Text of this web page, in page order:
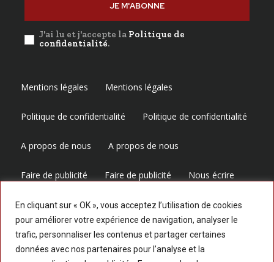
En cliquant sur « OK », vous acceptez l’utilisation de cookies
pour améliorer votre expérience de navigation, analyser le
trafic, personnaliser les contenus et partager certaines
données avec nos partenaires pour l’analyse et la
JE M'ABONNE
J'ai lu et j'accepte la Politique de
confidentialité.
Mentions légales Mentions légales
Politique de confidentialité Politique de confidentialité
A propos de nous A propos de nous
Faire de publicité Faire de publicité Nous écrire
Nous écrire
Suivez-nous